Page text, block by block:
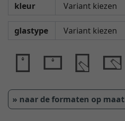
kleur
glastype
» naar de formaten op maat